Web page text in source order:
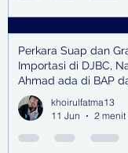
Perkara Suap dan
Importasi di DJBC,
Ahmad ada di BAP
khoirulfatma13
11 Jun
2